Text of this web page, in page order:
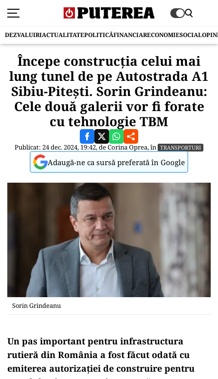
DEZVALUIRIACTUALITATEPOLITICĂFINANCIARECONOMIESOCIAL
Începe construcția celui mai
lung tunel de pe Autostrada A1
Sibiu-Pitești. Sorin Grindeanu:
Cele două galerii vor fi forate
cu tehnologie TBM
Publicat: 24 dec. 2024, 19:42, deCorina Oprea, în TRANSPORTURI
Adaugă-ne ca sursă preferată în Google
Sorin Grindeanu
Un pas important pentru infrastructura
rutieră din România a fost făcut odată cu
emiterea autorizației de construire pentru